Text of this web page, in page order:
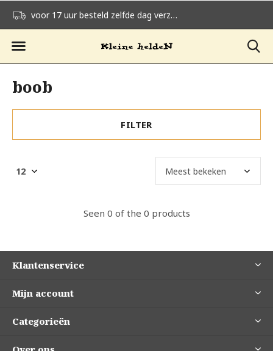
voor 17 uur besteld zelfde dag verzonden
boob
FILTER
Seen 0 of the 0 products
Klantenservice
Mijn account
Categorieën